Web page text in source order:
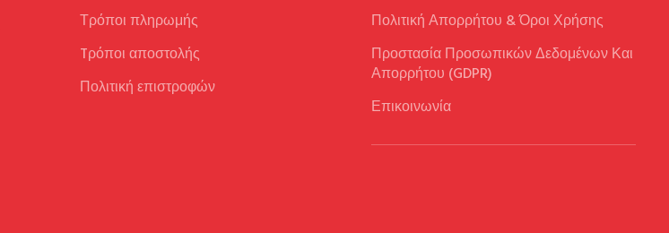
Τρόποι πληρωμής
Tρόποι αποστολής
Πολιτική επιστροφών
Πολιτική Απορρήτου & Όροι Χρήσης
Προστασία Προσωπικών Δεδομένων Και
Απορρήτου (GDPR)
Επικοινωνία